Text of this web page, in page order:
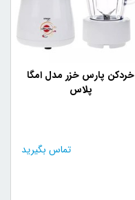
خردکن پارس خزر مدل امگا
پلاس
تماس بگیرید